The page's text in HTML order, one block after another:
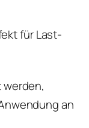
für Last-
an